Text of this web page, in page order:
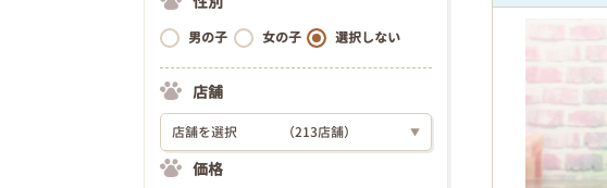
男の子 女の子 選択しない
店舗
店舗を選択 （213店舗） ▼
価格